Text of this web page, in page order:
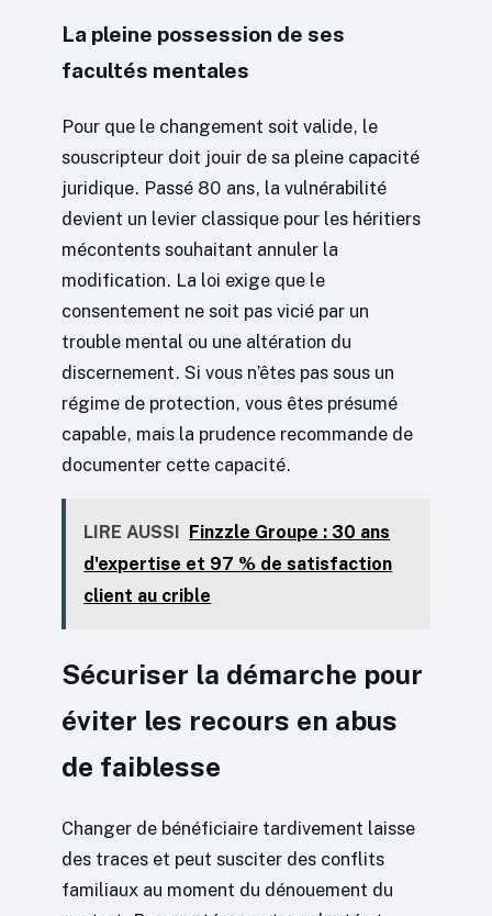
La pleine possession de ses
facultés mentales
Pour que le changement soit valide, le
souscripteur doit jouir de sa pleine capacité
juridique. Passé 80 ans, la vulnérabilité
devient un levier classique pour les héritiers
mécontents souhaitant annuler la
modification. La loi exige que le
consentement ne soit pas vicié par un
trouble mental ou une altération du
discernement. Si vous n’êtes pas sous un
régime de protection, vous êtes présumé
capable, mais la prudence recommande de
documenter cette capacité.
LIRE AUSSI Finzzle Groupe : 30 ans
d'expertise et 97 % de satisfaction
client au crible
Sécuriser la démarche pour
éviter les recours en abus
de faiblesse
Changer de bénéficiaire tardivement laisse
des traces et peut susciter des conflits
familiaux au moment du dénouement du